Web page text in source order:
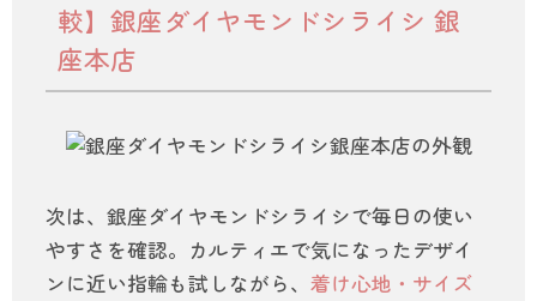
較】銀座ダイヤモンドシライシ 銀
座本店
次は、銀座ダイヤモンドシライシで毎日の使い
やすさを確認。カルティエで気になったデザイ
ンに近い指輪も試しながら、着け心地・サイズ